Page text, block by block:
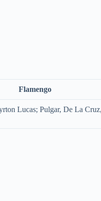
Flamengo
Lucas; Pulgar, De La